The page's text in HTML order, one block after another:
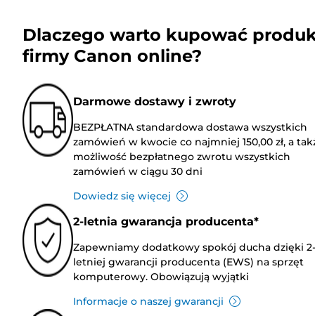
Dlaczego warto kupować
firmy Canon online?
Darmowe dostawy i zwroty
BEZPŁATNA standardowa dostawa wszystkich
zamówień w kwocie co najmniej 150,00 zł, a
możliwość bezpłatnego zwrotu wszystkich
zamówień w ciągu 30 dni
Dowiedz się więcej
2-letnia gwarancja producenta*
Zapewniamy dodatkowy spokój ducha dzięki 2-
letniej gwarancji producenta (EWS) na sprzęt
komputerowy. Obowiązują wyjątki
Informacje o naszej gwarancji